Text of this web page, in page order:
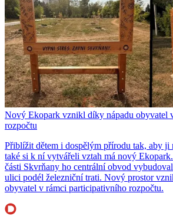
Nový Ekopark vznikl díky nápadu obyvatel
rozpočtu
Přiblížit dětem i dospělým přírodu tak, aby ji
také si k ní vytvářeli vztah má nový
části Skvrňany ho centrální obvod
ulici podél železniční trati. Nový prostor
obyvatel v rámci participativního rozpočtu.